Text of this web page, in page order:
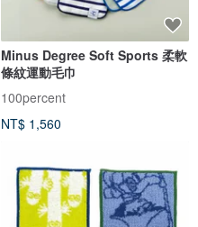
Minus Degree Soft Sports 柔軟
條紋運動毛巾
100percent
NT$ 1,560